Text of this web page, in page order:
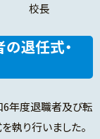
校長
退任式・
6年度退職者及び転
執り行いました。